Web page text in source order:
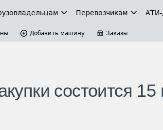
Перевозчикам
Добавить машину Заказы
состоится 15